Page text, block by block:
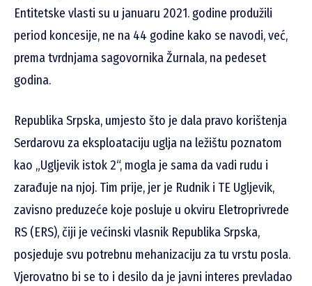
Entitetske vlasti su u januaru 2021. godine produžili
period koncesije, ne na 44 godine kako se navodi, već,
prema tvrdnjama sagovornika Žurnala, na pedeset
godina.
Republika Srpska, umjesto što je dala pravo korištenja
Serdarovu za eksploataciju uglja na ležištu poznatom
kao „Ugljevik istok 2“, mogla je sama da vadi rudu i
zarađuje na njoj. Tim prije, jer je Rudnik i TE Ugljevik,
zavisno preduzeće koje posluje u okviru Eletroprivrede
RS (ERS), čiji je većinski vlasnik Republika Srpska,
posjeduje svu potrebnu mehanizaciju za tu vrstu posla.
Vjerovatno bi se to i desilo da je javni interes prevladao